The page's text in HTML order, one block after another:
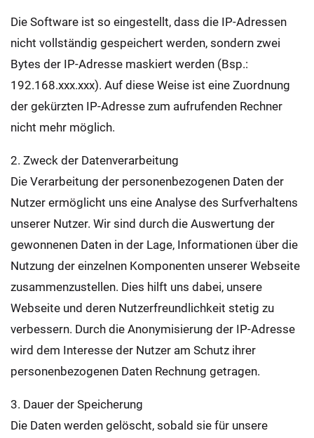
Die Software ist so eingestellt, dass die IP-Adressen
nicht vollständig gespeichert werden, sondern zwei
Bytes der IP-Adresse maskiert werden (Bsp.:
192.168.xxx.xxx). Auf diese Weise ist eine Zuordnung
der gekürzten IP-Adresse zum aufrufenden Rechner
nicht mehr möglich.
2. Zweck der Datenverarbeitung
Die Verarbeitung der personenbezogenen Daten der
Nutzer ermöglicht uns eine Analyse des Surfverhaltens
unserer Nutzer. Wir sind durch die Auswertung der
gewonnenen Daten in der Lage, Informationen über die
Nutzung der einzelnen Komponenten unserer Webseite
zusammenzustellen. Dies hilft uns dabei, unsere
Webseite und deren Nutzerfreundlichkeit stetig zu
verbessern. Durch die Anonymisierung der IP-Adresse
wird dem Interesse der Nutzer am Schutz ihrer
personenbezogenen Daten Rechnung getragen.
3. Dauer der Speicherung
Die Daten werden gelöscht, sobald sie für unsere